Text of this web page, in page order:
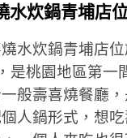
水炊鍋青埔店
水炊鍋青埔店
是桃園地區第一
般壽喜燒餐廳
人鍋形式，想